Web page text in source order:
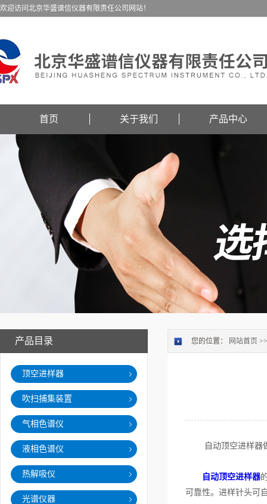
欢迎访问北京华盛谱信仪器有限责任公司网站！
首页 关于我们 产品中心
产品目录
顶空进样器
吹扫捕集装置
气相色谱仪
液相色谱仪
热解吸仪
光谱仪器
您的位置： 网站首页
自动顶空进样器做
自动顶空进样器
可靠性。进样针头可